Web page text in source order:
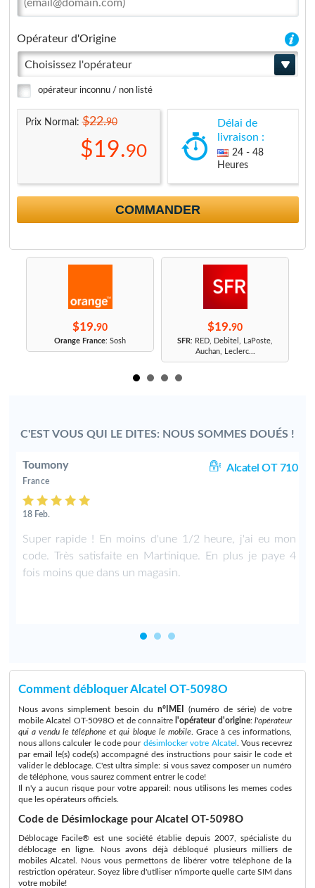
Opérateur d'Origine
Choisissez l'opérateur
opérateur inconnu / non listé
Prix Normal:$22.90
$19.90
Délai de
livraison :
24 - 48
Heures
COMMANDER
$19.90
Orange France: Sosh
$19.90
SFR: RED, Debitel, LaPoste,
Auchan, Leclerc...
C'EST VOUS QUI LE DITES: NOUS SOMMES DOUÉS !
Toumony Alcatel OT 710
France
18 Feb.
Super rapide ! En moins d'une 1/2 heure, j'ai eu mon
code. Très satisfaite en Martinique. En plus je paye 4
fois moins que dans un magasin.
Comment débloquer Alcatel OT-5098O
Nous avons simplement besoin du n°IMEI
(numéro de série) de votre
mobile Alcatel OT-5098O et de connaitre l'opérateur d'origine:l'opérateur
qui a vendu le téléphone et qui bloque le mobile. Grace à ces informations,
nous allons calculer le code pour désimlocker votre Alcatel
. Vous recevrez
par email le(s) code(s) accompagné des instructions pour saisir le code et
valider le déblocage. C'est ultra simple: si vous savez composer un numéro
de téléphone, vous saurez comment entrer le code!
Il n'y a aucun risque pour votre appareil: nous utilisons les memes codes
que les opérateurs officiels.
Code de Désimlockage pour Alcatel OT-5098O
Déblocage Facile® est une société établie depuis 2007, spécialiste du
déblocage en ligne. Nous avons déjà débloqué plusieurs milliers de
mobiles Alcatel. Nous vous permettons de libérer votre téléphone de la
restriction opérateur. Soyez libre d'utiliser n'importe quelle carte SIM dans
votre mobile!